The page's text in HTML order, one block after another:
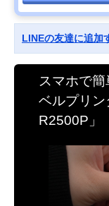
LINEの友達に追加
スマホで
ベルプリ
R2500P」